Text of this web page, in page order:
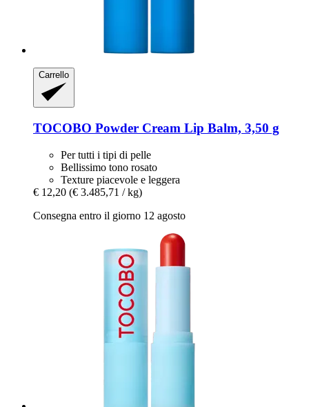
Carrello
TOCOBO Powder Cream Lip Balm, 3,50 g
Per tutti i tipi di pelle
Bellissimo tono rosato
Texture piacevole e leggera
€ 12,20 (€ 3.485,71 / kg)
Consegna entro il giorno 12 agosto